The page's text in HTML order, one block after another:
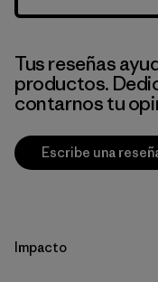
Tus reseñas
productos.
contarnos tu
Escribe una
Impacto